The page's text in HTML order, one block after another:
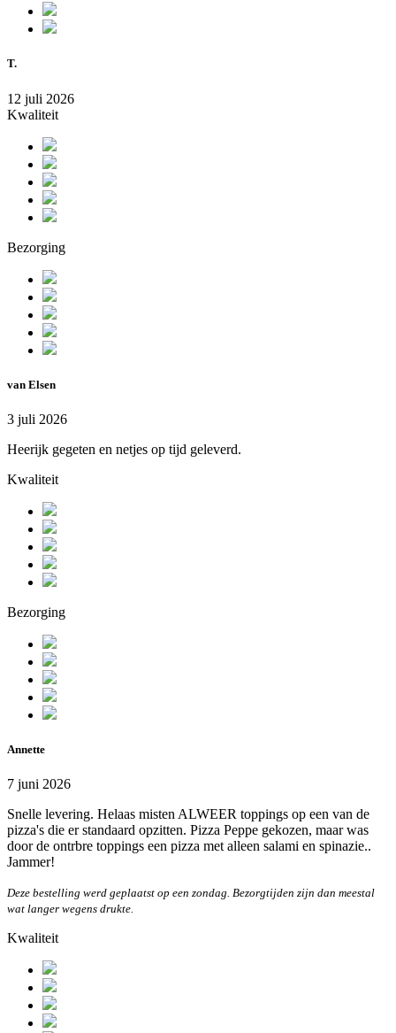
T.
12 juli 2026
Kwaliteit
Bezorging
van Elsen
3 juli 2026
Heerijk gegeten en netjes op tijd geleverd.
Kwaliteit
Bezorging
Annette
7 juni 2026
Snelle levering. Helaas misten ALWEER toppings op een van de
pizza's die er standaard opzitten. Pizza Peppe gekozen, maar was
door de ontrbre toppings een pizza met alleen salami en spinazie..
Jammer!
Deze bestelling werd geplaatst op een zondag. Bezorgtijden zijn dan meestal
wat langer wegens drukte.
Kwaliteit